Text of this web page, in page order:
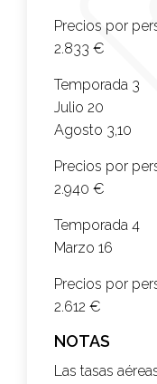
Precios por
2.833 €
Temporada 3
Julio 20
Agosto 3,10
Precios por
2.940 €
Temporada 4
Marzo 16
Precios por
2.612 €
NOTAS
Las tasas